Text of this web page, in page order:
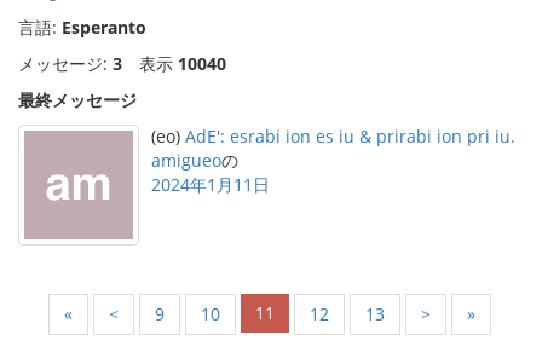
言語: Esperanto
メッセージ: 3 表示 10040
最終メッセージ
(eo) AdE': esrabi ion es iu & prirabi ion pri iu.
amigueoの
2024年1月11日
« < 9 10 11 12 13 > »